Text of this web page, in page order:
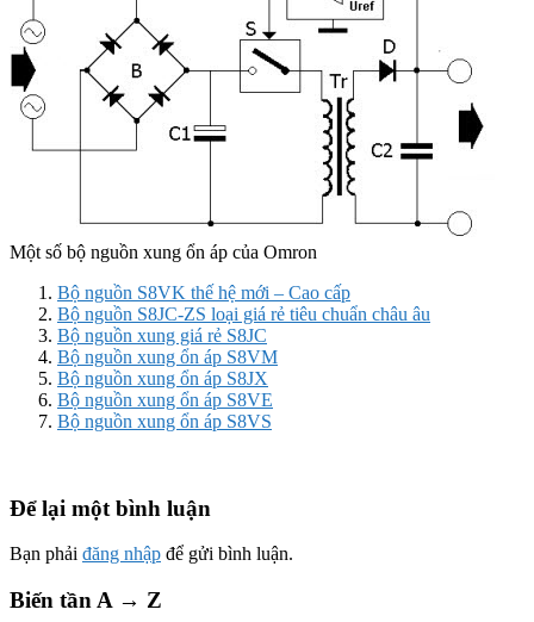
Một số bộ nguồn xung ổn áp của Omron
Bộ nguồn S8VK thế hệ mới – Cao cấp
Bộ nguồn S8JC-ZS loại giá rẻ tiêu chuẩn châu âu
Bộ nguồn xung giá rẻ S8JC
Bộ nguồn xung ổn áp S8VM
Bộ nguồn xung ổn áp S8JX
Bộ nguồn xung ổn áp S8VE
Bộ nguồn xung ổn áp S8VS
Để lại một bình luận
Bạn phải đăng nhập để gửi bình luận.
Biến tần A → Z